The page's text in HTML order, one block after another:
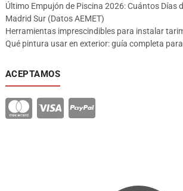
Último Empujón de Piscina 2026: Cuántos Días
Madrid Sur (Datos AEMET)
Herramientas imprescindibles para instalar
Qué pintura usar en exterior: guía completa
ACEPTAMOS